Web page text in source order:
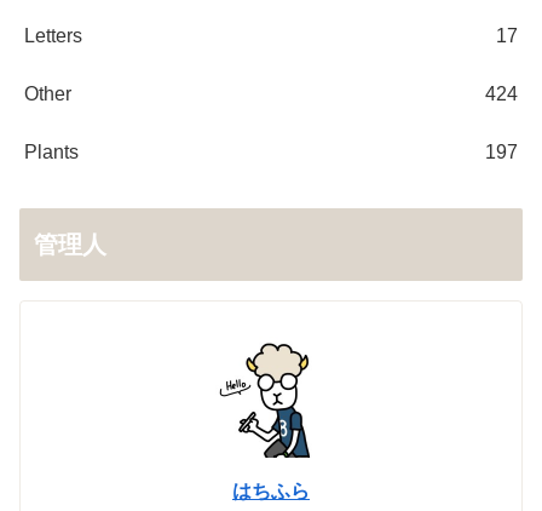
Letters 17
Other 424
Plants 197
管理人
はちふら